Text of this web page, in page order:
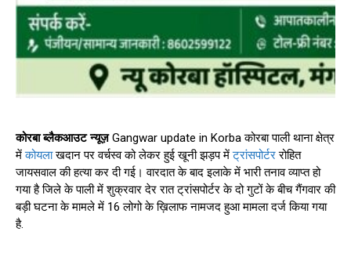
कोरबा ब्लैकआउट न्यूज़Gangwar update in Korba कोरबा पाली थाना क्षेत्र
मेंकोयलाखदान पर वर्चस्व को लेकर हुई खूनी झड़प मेंट्रांसपोर्टररोहित
जायसवाल की हत्या कर दी गई। वारदात के बाद इलाके में भारी तनाव व्याप्त हो
गया है जिले के पाली में शुक्रवार देर रात ट्रांसपोर्टर के दो गुटों के बीच गैंगवार की
बड़ी घटना के मामले में 16 लोगो के ख़िलाफ नामजद हुआ मामला दर्ज किया गया
है.